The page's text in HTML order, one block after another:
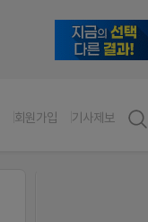
회원가입 기사제보